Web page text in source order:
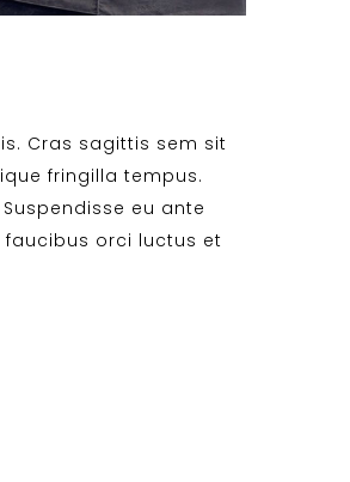
Cras sagittis sem sit
fringilla tempus.
eu ante
orci luctus et